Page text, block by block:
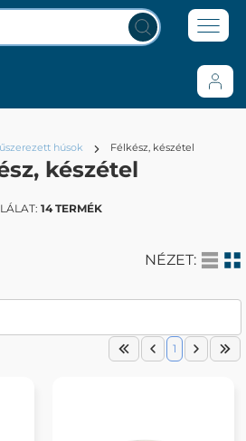
húsok Félkész, készétel
készétel
14 TERMÉK
NÉZET:
1